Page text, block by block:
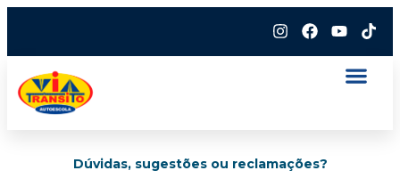
Dúvidas, sugestões ou reclamações?